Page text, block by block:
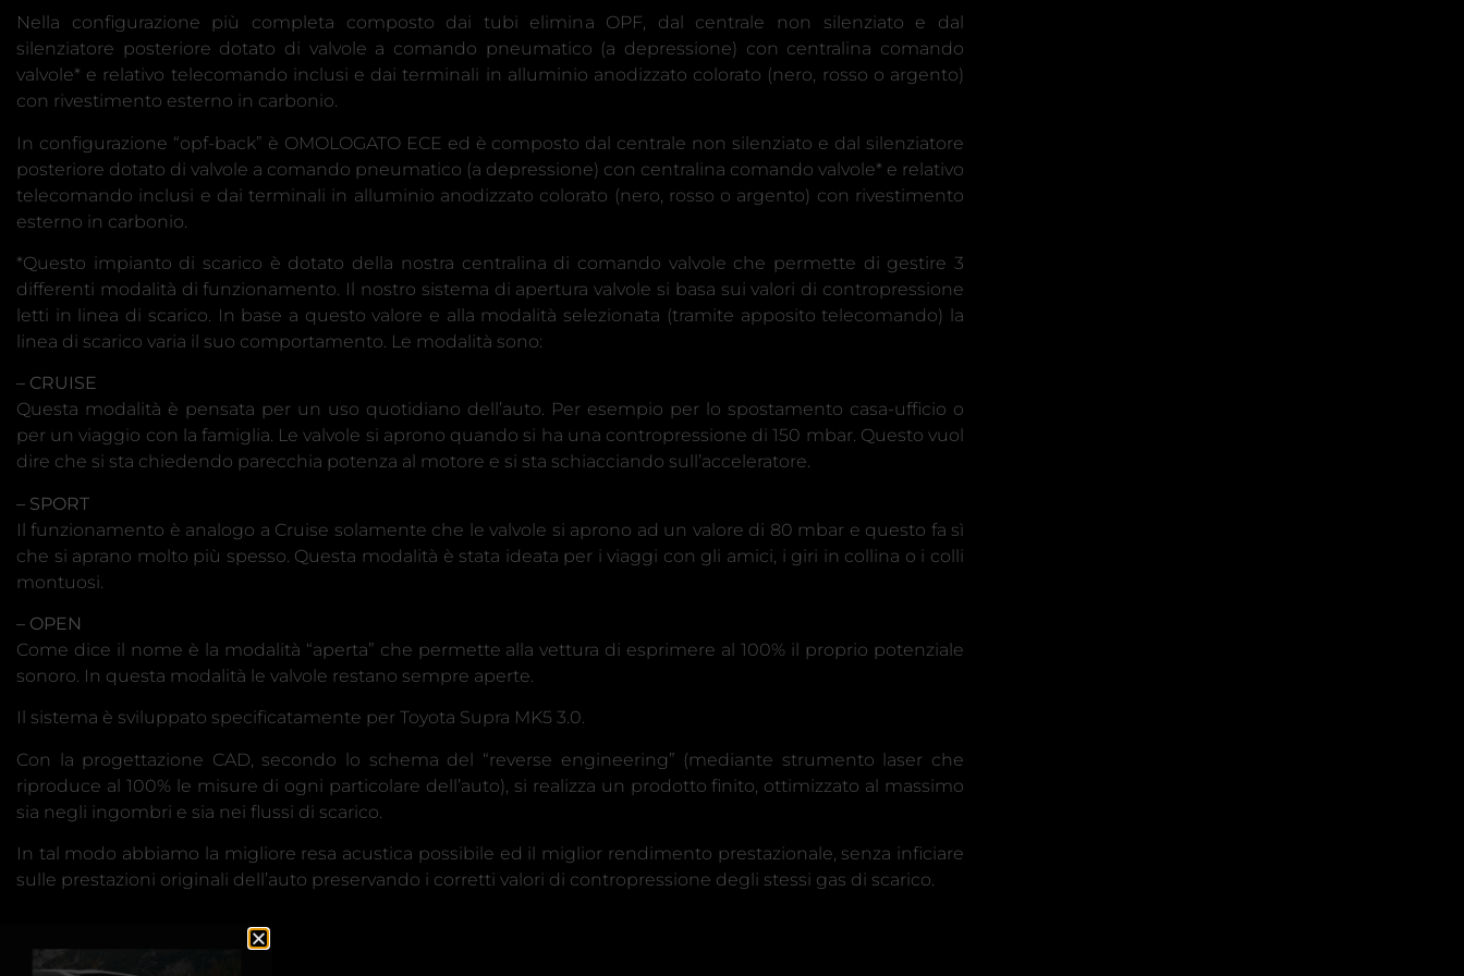
Nella configurazione più completa composto dai tubi elimina OPF, dal centrale non silenziato e dal
silenziatore posteriore dotato di valvole a comando pneumatico (a depressione) con centralina comando
valvole* e relativo telecomando inclusi e dai terminali in alluminio anodizzato colorato (nero, rosso o argento)
con rivestimento esterno in carbonio.
In configurazione “opf-back” è OMOLOGATO ECE ed è composto dal centrale non silenziato e dal silenziatore
posteriore dotato di valvole a comando pneumatico (a depressione) con centralina comando valvole* e relativo
telecomando inclusi e dai terminali in alluminio anodizzato colorato (nero, rosso o argento) con rivestimento
esterno in carbonio.
*Questo impianto di scarico è dotato della nostra centralina di comando valvole che permette di gestire 3
differenti modalità di funzionamento. Il nostro sistema di apertura valvole si basa sui valori di contropressione
letti in linea di scarico. In base a questo valore e alla modalità selezionata (tramite apposito telecomando) la
linea di scarico varia il suo comportamento. Le modalità sono:
– CRUISE
Questa modalità è pensata per un uso quotidiano dell’auto. Per esempio per lo spostamento casa-ufficio o
per un viaggio con la famiglia. Le valvole si aprono quando si ha una contropressione di 150 mbar. Questo vuol
dire che si sta chiedendo parecchia potenza al motore e si sta schiacciando sull’acceleratore.
– SPORT
Il funzionamento è analogo a Cruise solamente che le valvole si aprono ad un valore di 80 mbar e questo fa sì
che si aprano molto più spesso. Questa modalità è stata ideata per i viaggi con gli amici, i giri in collina o i colli
montuosi.
– OPEN
Come dice il nome è la modalità “aperta” che permette alla vettura di esprimere al 100% il proprio potenziale
sonoro. In questa modalità le valvole restano sempre aperte.
Il sistema è sviluppato specificatamente per Toyota Supra MK5 3.0.
Con la progettazione CAD, secondo lo schema del “reverse engineering” (mediante strumento laser che
riproduce al 100% le misure di ogni particolare dell’auto), si realizza un prodotto finito, ottimizzato al massimo
sia negli ingombri e sia nei flussi di scarico.
In tal modo abbiamo la migliore resa acustica possibile ed il miglior rendimento prestazionale, senza inficiare
sulle prestazioni originali dell’auto preservando i corretti valori di contropressione degli stessi gas di scarico.